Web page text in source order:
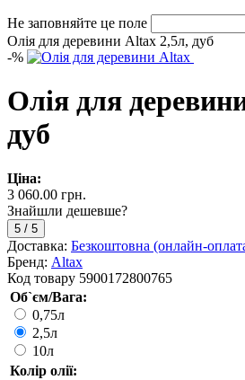
Не заповняйте це поле
Олія для деревини Altax 2,5л, дуб
-%
Олія для
дуб
Ціна:
3 060.00 грн.
Знайшли дешевше?
5 / 5
Доставка: Безкоштовна (онлайн-
Бренд: Altax
Код товару 5900172800765
Об`єм/Вага:
0,75л
2,5л
10л
Колір олії: